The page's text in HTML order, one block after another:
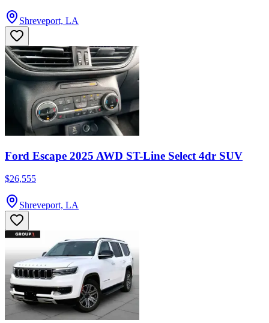
Shreveport, LA
Ford Escape 2025 AWD ST-Line Select 4dr SUV
$26,555
Shreveport, LA